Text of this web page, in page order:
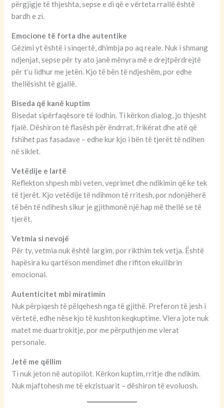
përgjigje të thjeshta, sepse e di që e vërteta rrallë është
bardh e zi.
Emocione të forta dhe autentike
Gëzimi yt është i sinqertë, dhimbja po aq reale. Nuk i shmang
ndjenjat, sepse për ty ato janë mënyra më e drejtpërdrejtë
për t’u lidhur me jetën. Kjo të bën të ndjeshëm, por edhe
thellësisht të gjallë.
Biseda që kanë kuptim
Bisedat sipërfaqësore të lodhin. Ti kërkon dialog, jo thjesht
fjalë. Dëshiron të flasësh për ëndrrat, frikërat dhe atë që
fshihet pas fasadave – edhe kur kjo i bën të tjerët të ndihen
në siklet.
Vetëdije e lartë
Reflekton shpesh mbi veten, veprimet dhe ndikimin që ke tek
të tjerët. Kjo vetëdije të ndihmon të rritesh, por ndonjëherë
të bën të ndihesh sikur je gjithmonë një hap më thellë se të
tjerët.
Vetmia si nevojë
Për ty, vetmia nuk është largim, por rikthim tek vetja. Është
hapësira ku qartëson mendimet dhe rifiton ekuilibrin
emocional.
Autenticitet mbi miratimin
Nuk përpiqesh të pëlqehesh nga të gjithë. Preferon të jesh i
vërtetë, edhe nëse kjo të kushton keqkuptime. Vlera jote nuk
matet me duartrokitje, por me përputhjen me vlerat
personale.
Jetë me qëllim
Ti nuk jeton në autopilot. Kërkon kuptim, rritje dhe ndikim.
Nuk mjaftohesh me të ekzistuarit – dëshiron të evoluosh.